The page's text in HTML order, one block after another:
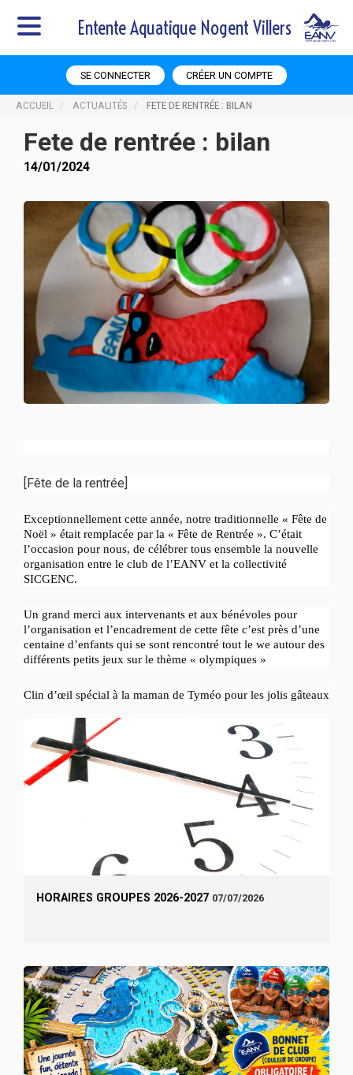
Entente Aquatique Nogent Villers
SE CONNECTER CRÉER UN COMPTE
ACCUEIL ACTUALITÉS FETE DE RENTRÉE : BILAN
Fete de rentrée : bilan
14/01/2024
[Fête de la rentrée]
Exceptionnellement cette année, notre traditionnelle « Fête de
Noël » était remplacée par la « Fête de Rentrée ». C’était
l’occasion pour nous, de célébrer tous ensemble la nouvelle
organisation entre le club de l’EANV et la collectivité
SICGENC.
Un grand merci aux intervenants et aux bénévoles pour
l’organisation et l’encadrement de cette fête c’est près d’une
centaine d’enfants qui se sont rencontré tout le we autour des
différents petits jeux sur le thème « olympiques »
Clin d’œil spécial à la maman de Tyméo pour les jolis gâteaux
HORAIRES GROUPES 2026-2027 07/07/2026